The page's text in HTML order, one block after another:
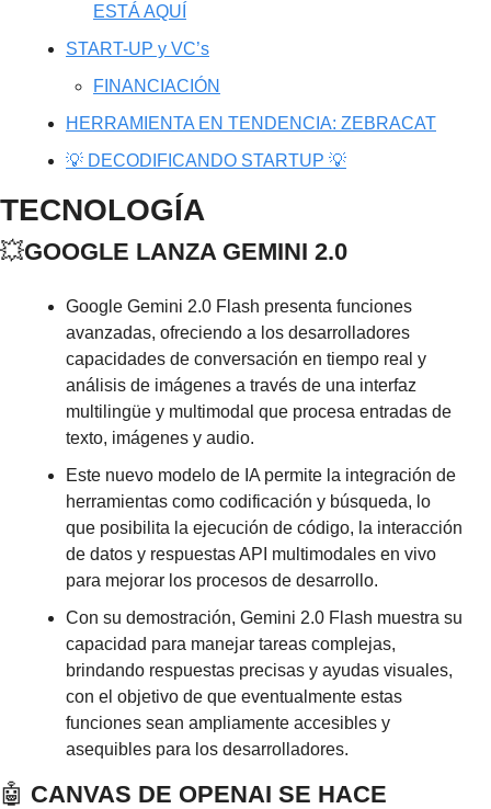
ESTÁ AQUÍ
START-UP y VC’s
FINANCIACIÓN
HERRAMIENTA EN TENDENCIA: ZEBRACAT
💡 DECODIFICANDO STARTUP 💡
TECNOLOGÍA
💥GOOGLE LANZA GEMINI 2.0
Google Gemini 2.0 Flash presenta funciones
avanzadas, ofreciendo a los desarrolladores
capacidades de conversación en tiempo real y
análisis de imágenes a través de una interfaz
multilingüe y multimodal que procesa entradas de
texto, imágenes y audio.
Este nuevo modelo de IA permite la integración de
herramientas como codificación y búsqueda, lo
que posibilita la ejecución de código, la interacción
de datos y respuestas API multimodales en vivo
para mejorar los procesos de desarrollo.
Con su demostración, Gemini 2.0 Flash muestra su
capacidad para manejar tareas complejas,
brindando respuestas precisas y ayudas visuales,
con el objetivo de que eventualmente estas
funciones sean ampliamente accesibles y
asequibles para los desarrolladores.
🤖 CANVAS DE OPENAI SE HACE